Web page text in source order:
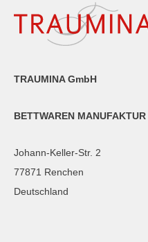
TRAUMINA GmbH
BETTWAREN MANUFAKTUR
Johann-Keller-Str. 2
77871 Renchen
Deutschland